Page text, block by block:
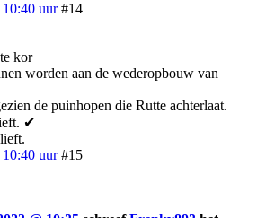
uur #14
kor
worden aan de wederopbouw van
de puinhopen die Rutte achterlaat.
✔
uur #15